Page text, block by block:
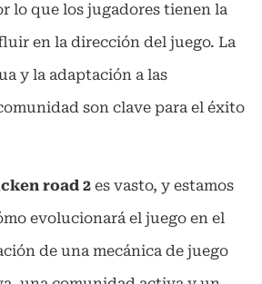
lo que los jugadores tienen la
en la dirección del juego. La
y la adaptación a las
son clave para el éxito
road 2 es vasto, y estamos
evolucionará el juego en el
de una mecánica de juego